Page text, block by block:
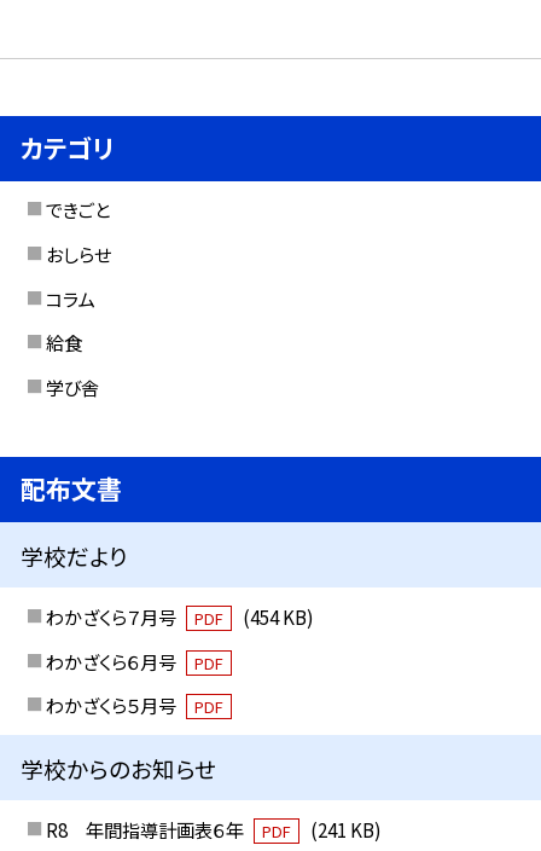
カテゴリ
できごと
おしらせ
コラム
給食
学び舎
配布文書
学校だより
わかざくら７月号 PDF
(454 KB)
わかざくら６月号
PDF
わかざくら５月号 PDF
学校からのお知らせ
R8 年間指導計画表６年 PDF
(241 KB)